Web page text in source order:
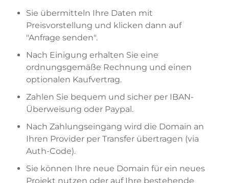
Sie übermitteln Ihre Daten mit
Preisvorstellung und klicken dann auf
"Anfrage senden".
Nach Einigung erhalten Sie eine
ordnungsgemäße Rechnung und einen
optionalen Kaufvertrag.
Zahlen Sie bequem und sicher per IBAN-
Überweisung oder Paypal.
Nach Zahlungseingang wird die Domain an
Ihren Provider per Transfer übertragen (via
Auth-Code).
Sie können Ihre neue Domain für ein neues
Projekt nutzen oder auf Ihre bestehende